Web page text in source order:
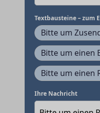
Textbausteine – zum
Bitte um
Bitte um einen
Bitte um einen
Ihre Nachricht